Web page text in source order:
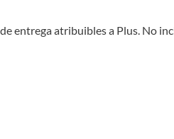
entrega atribuibles a Plus. No